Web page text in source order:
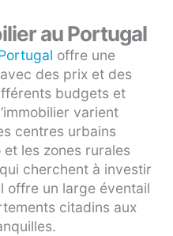
au Portugal
offre une
des prix et des
budgets et
varient
centres urbains
les zones rurales
cherchent à investir
offre un large éventail
citadins aux